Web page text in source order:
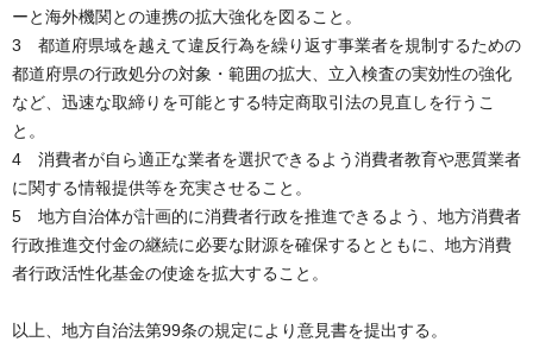
ーと海外機関との連携の拡大強化を図ること。
3 都道府県域を越えて違反行為を繰り返す事業者を規制するための
都道府県の行政処分の対象・範囲の拡大、立入検査の実効性の強化
など、迅速な取締りを可能とする特定商取引法の見直しを行うこ
と。
4 消費者が自ら適正な業者を選択できるよう消費者教育や悪質業者
に関する情報提供等を充実させること。
5 地方自治体が計画的に消費者行政を推進できるよう、地方消費者
行政推進交付金の継続に必要な財源を確保するとともに、地方消費
者行政活性化基金の使途を拡大すること。
以上、地方自治法第99条の規定により意見書を提出する。